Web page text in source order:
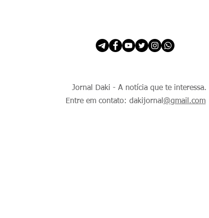
Jornal Daki - A notícia que te interessa.
Entre em contato: dakijornal @gmail.com